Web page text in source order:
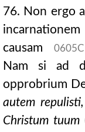
76. Non ergo
causam
0605C
Nam si ad
opprobrium
autem
Christum tuum